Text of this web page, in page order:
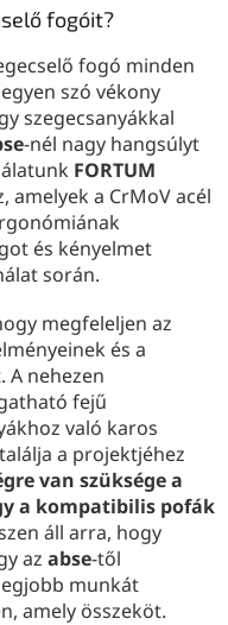
fogóit?
fogó minden
szó vékony
szegecsanyákkal
-nél nagy hangsúlyt
FORTUM
a CrMoV acél
és kényelmet
során.
megfeleljen az
és a
A nehezen
fejű
való karos
a projektjéhez
van szüksége a
a kompatibilis pofák
áll arra, hogy
az abse-től
munkát
amely összeköt.